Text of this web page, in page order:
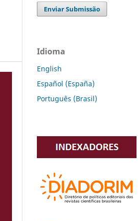
Enviar Submissão
Idioma
English
Español (España)
Português (Brasil)